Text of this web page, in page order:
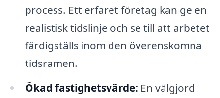
process. Ett erfaret företag kan ge en
realistisk tidslinje och se till att arbetet
färdigställs inom den överenskomna
tidsramen.
Ökad fastighetsvärde: En välgjord